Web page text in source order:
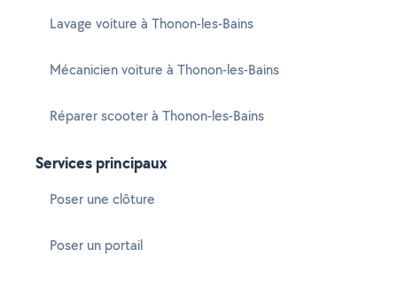
Lavage voiture à Thonon-les-Bains
Mécanicien voiture à Thonon-les-Bains
Réparer scooter à Thonon-les-Bains
Services principaux
Poser une clôture
Poser un portail